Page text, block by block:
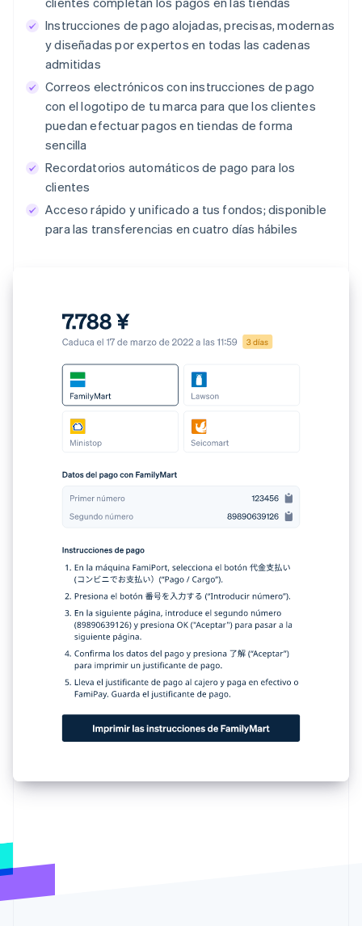
Instrucciones de pago alojadas, precisas, modernas
y diseñadas por expertos en todas las cadenas
admitidas
Correos electrónicos con instrucciones de pago
con el logotipo de tu marca para que los clientes
puedan efectuar pagos en tiendas de forma
sencilla
Recordatorios automáticos de pago para los
clientes
Acceso rápido y unificado a tus fondos; disponible
para las transferencias en cuatro días hábiles